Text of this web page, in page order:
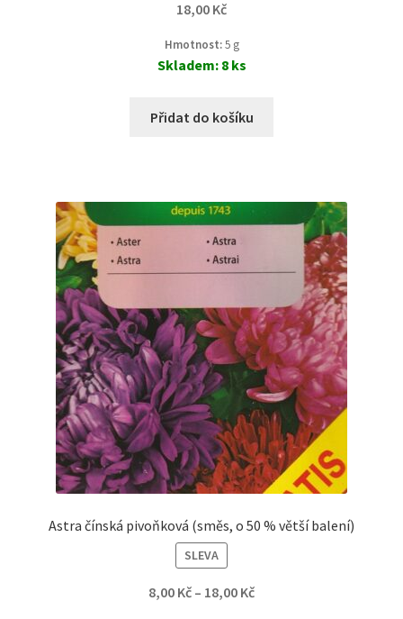
18,00 Kč
Hmotnost:5 g
Skladem: 8 ks
Přidat do košíku
Astra čínská pivoňková (směs, o 50 % větší balení)
SLEVA
8,00 Kč – 18,00 Kč